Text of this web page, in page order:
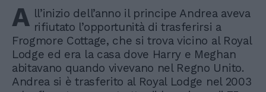
A ll’inizio dell’anno il principe Andrea aveva
rifiutato l’opportunità di trasferirsi a
Frogmore Cottage, che si trova vicino al Royal
Lodge ed era la casa dove Harry e Meghan
abitavano quando vivevano nel Regno Unito.
Andrea si è trasferito al Royal Lodge nel 2003